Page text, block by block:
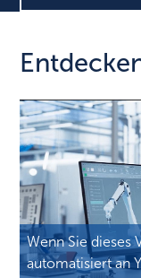
Wenn Sie dieses
automatisiert an